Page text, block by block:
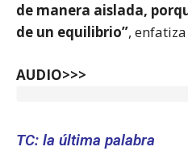
de manera aislada,
de un equilibrio”,
AUDIO>>>
TC: la última palabra